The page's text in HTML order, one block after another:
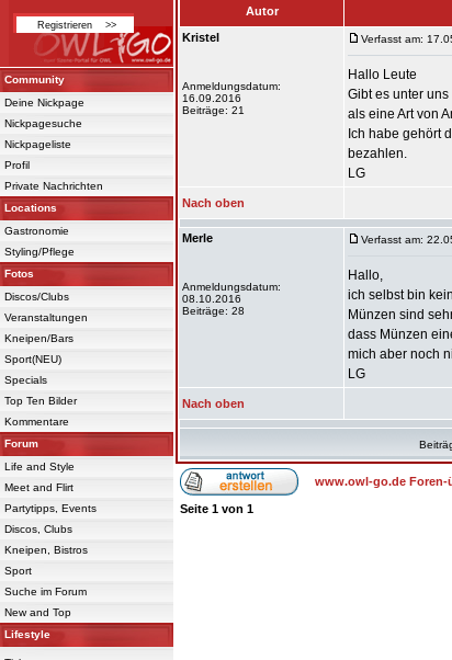
Community
Deine Nickpage
Nickpagesuche
Nickpageliste
Profil
Private Nachrichten
Locations
Gastronomie
Styling/Pflege
Fotos
Discos/Clubs
Veranstaltungen
Kneipen/Bars
Sport(NEU)
Specials
Top Ten Bilder
Kommentare
Forum
Life and Style
Meet and Flirt
Partytipps, Events
Discos, Clubs
Kneipen, Bistros
Sport
Suche im Forum
New and Top
Lifestyle
Autor
Kristel
Anmeldungsdatum:
16.09.2016
Beiträge: 21
Verfasst am:
Hallo Leute
Gibt es unter
als eine Art von
Ich habe gehört
bezahlen.
LG
Nach oben
Merle
Anmeldungsdatum:
08.10.2016
Beiträge: 28
Verfasst am:
Hallo,
ich selbst bin
Münzen sind
dass Münzen
mich aber noch
LG
Nach oben
www.owl-go.de Foren-
Seite 1 von 1